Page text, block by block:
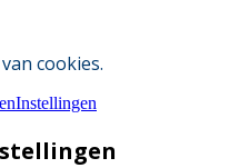
cookies.
Instellingen